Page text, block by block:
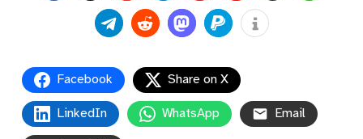
Facebook Share on X
LinkedIn WhatsApp Email